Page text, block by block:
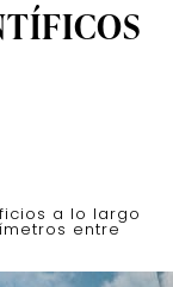
a lo largo
entre